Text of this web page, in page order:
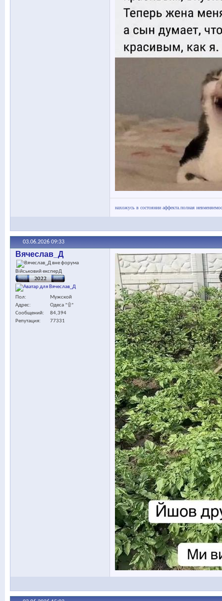
нахожусь в состоянии аффекта.полная
03.06.2026 09:33
Вячеслав_Д
Військовий експерД
Пол
Мужской
Адрес
Одеса *۩*
Сообщений
84,394
Репутация
77331